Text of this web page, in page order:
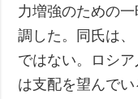
力増強のための
調した。同氏は
ではない。ロシ
は支配を望んで